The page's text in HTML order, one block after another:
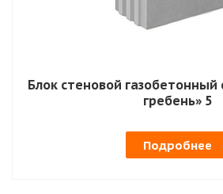
Блок стеновой газобетонный
гребень» 5
Подробнее